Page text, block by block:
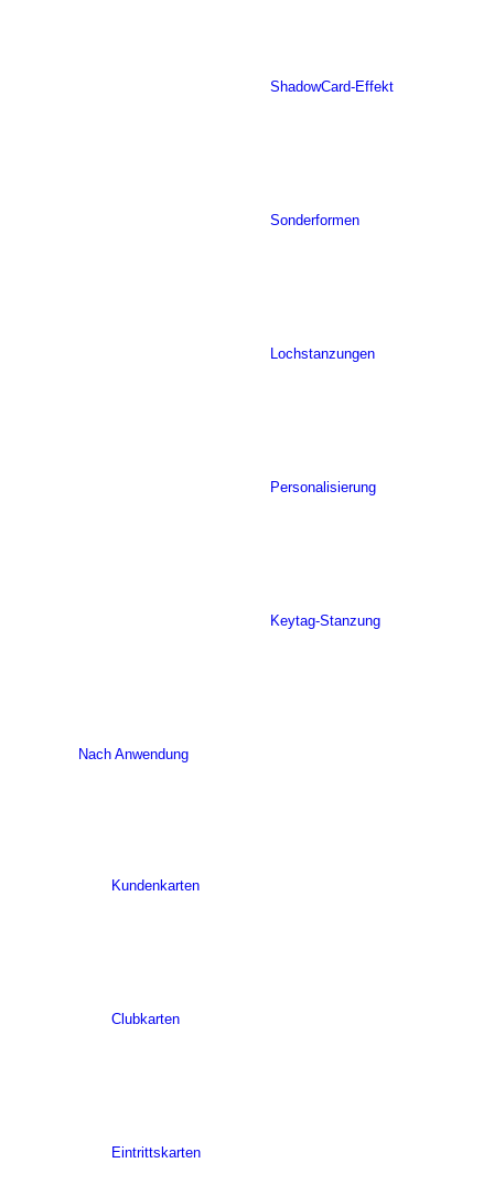
ShadowCard-Effekt
Sonderformen
Lochstanzungen
Personalisierung
Keytag-Stanzung
Nach Anwendung
Kundenkarten
Clubkarten
Eintrittskarten